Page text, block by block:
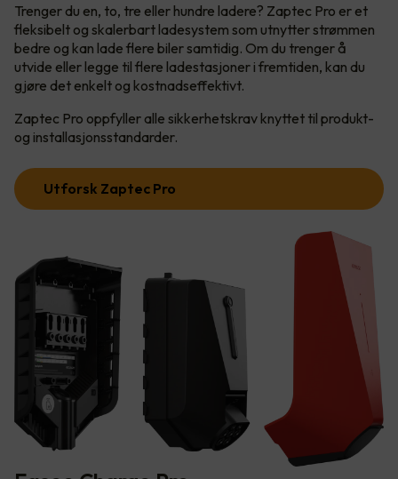
Trenger du en, to, tre eller hundre ladere? Zaptec Pro er et
fleksibelt og skalerbart ladesystem som utnytter strømmen
bedre og kan lade flere biler samtidig. Om du trenger å
utvide eller legge til flere ladestasjoner i fremtiden, kan du
gjøre det enkelt og kostnadseffektivt.
Zaptec Pro oppfyller alle sikkerhetskrav knyttet til produkt-
og installasjonsstandarder.
Utforsk Zaptec Pro